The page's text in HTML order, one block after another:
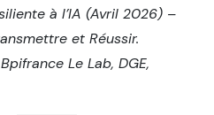
à l’IA (Avril 2026) –
et Réussir.
Le Lab, DGE,